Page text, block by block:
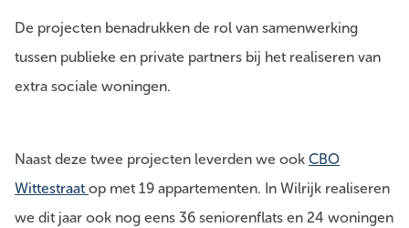
De projecten benadrukken de rol van samenwerking
tussen publieke en private partners bij het realiseren van
extra sociale woningen.
Naast deze twee projecten leverden we ook CBO
Wittestraat op met 19 appartementen. In Wilrijk realiseren
we dit jaar ook nog eens 36 seniorenflats en 24 woningen